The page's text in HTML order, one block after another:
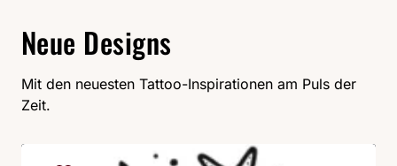
Neue Designs
Mit den neuesten Tattoo-Inspirationen am Puls der
Zeit.